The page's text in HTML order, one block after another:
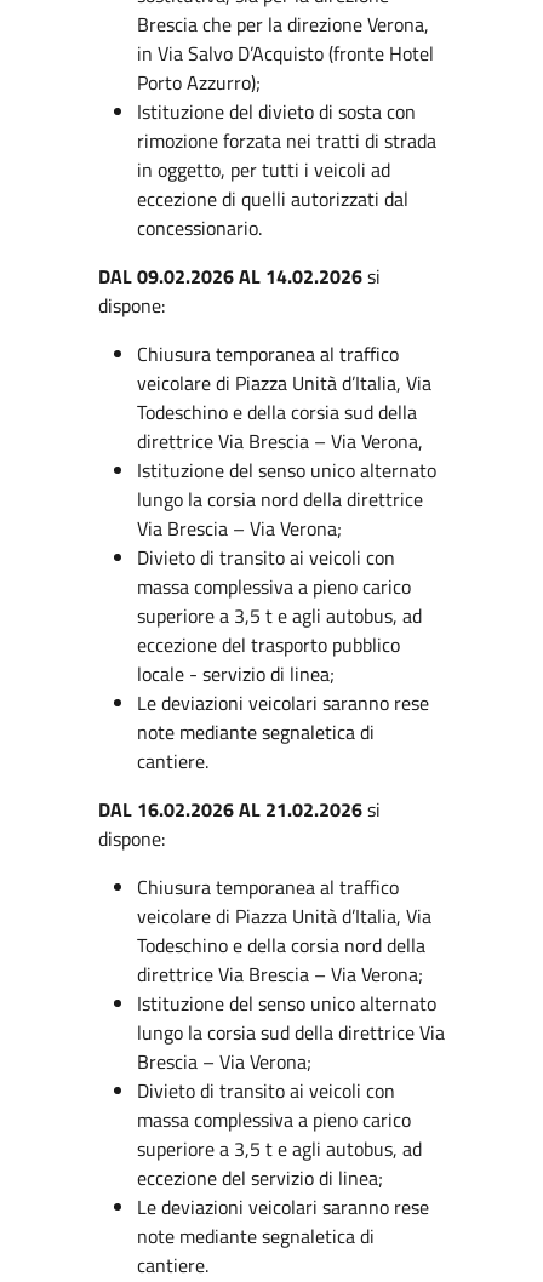
Brescia che per la direzione Verona,
in Via Salvo D’Acquisto (fronte Hotel
Porto Azzurro);
Istituzione del divieto di sosta con
rimozione forzata nei tratti di strada
in oggetto, per tutti i veicoli ad
eccezione di quelli autorizzati dal
concessionario.
DAL 09.02.2026 AL 14.02.2026si
dispone:
Chiusura temporanea al traffico
veicolare di Piazza Unità d’Italia, Via
Todeschino e della corsia sud della
direttrice Via Brescia – Via Verona,
Istituzione del senso unico alternato
lungo la corsia nord della direttrice
Via Brescia – Via Verona;
Divieto di transito ai veicoli con
massa complessiva a pieno carico
superiore a 3,5 t e agli autobus, ad
eccezione del trasporto pubblico
locale - servizio di linea;
Le deviazioni veicolari saranno rese
note mediante segnaletica di
cantiere.
DAL 16.02.2026 AL 21.02.2026si
dispone:
Chiusura temporanea al traffico
veicolare di Piazza Unità d’Italia, Via
Todeschino e della corsia nord della
direttrice Via Brescia – Via Verona;
Istituzione del senso unico alternato
lungo la corsia sud della direttrice Via
Brescia – Via Verona;
Divieto di transito ai veicoli con
massa complessiva a pieno carico
superiore a 3,5 t e agli autobus, ad
eccezione del servizio di linea;
Le deviazioni veicolari saranno rese
note mediante segnaletica di
cantiere.